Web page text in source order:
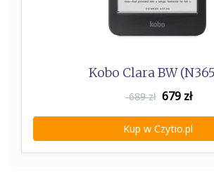
Kobo Clara BW
689 zł 679 zł
Kup w Czytio.pl